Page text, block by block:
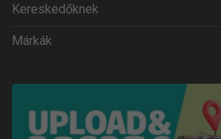
Kereskedőknek
Márkák